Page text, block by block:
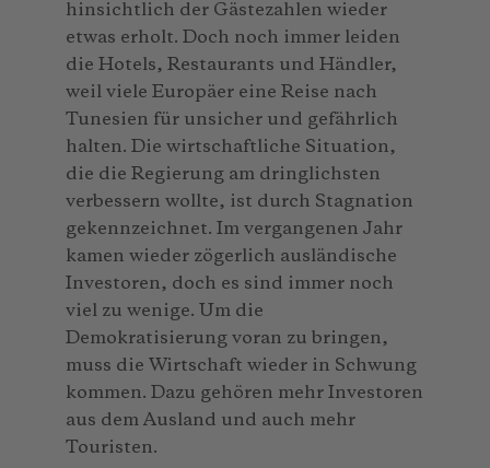
hinsichtlich der Gästezahlen wieder
etwas erholt. Doch noch immer leiden
die Hotels, Restaurants und Händler,
weil viele Europäer eine Reise nach
Tunesien für unsicher und gefährlich
halten. Die wirtschaftliche Situation,
die die Regierung am dringlichsten
verbessern wollte, ist durch Stagnation
gekennzeichnet. Im vergangenen Jahr
kamen wieder zögerlich ausländische
Investoren, doch es sind immer noch
viel zu wenige. Um die
Demokratisierung voran zu bringen,
muss die Wirtschaft wieder in Schwung
kommen. Dazu gehören mehr Investoren
aus dem Ausland und auch mehr
Touristen.